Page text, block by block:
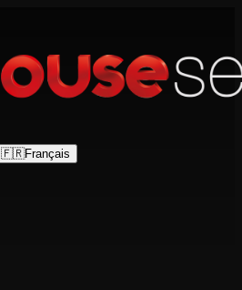
🇫🇷Français